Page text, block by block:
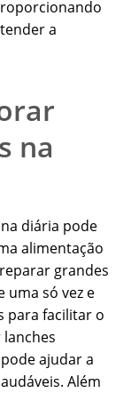
a
na
diária pode
alimentação
grandes
uma só vez e
para facilitar o
ajudar a
Além